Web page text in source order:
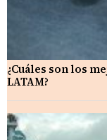
¿Cuáles son los
LATAM?